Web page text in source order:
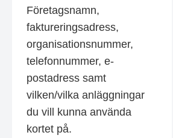
Företagsnamn,
faktureringsadress,
organisationsnummer,
telefonnummer, e-
postadress samt
vilken/vilka anläggningar
du vill kunna använda
kortet på.